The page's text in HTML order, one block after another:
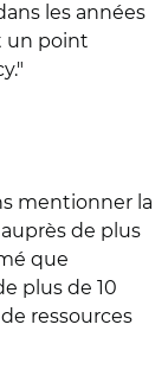
les années
un point
mentionner la
de plus
que
plus de 10
ressources